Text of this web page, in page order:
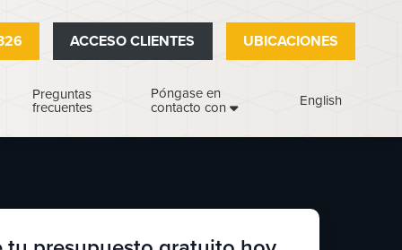
ACCESO CLIENTES UBICACIONES
Preguntas
frecuentes
Póngase en
contacto con
English